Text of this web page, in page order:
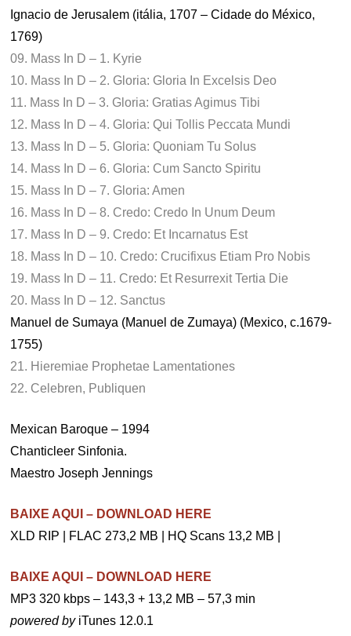
Ignacio de Jerusalem (itália, 1707 – Cidade do México,
1769)
09. Mass In D – 1. Kyrie
10. Mass In D – 2. Gloria: Gloria In Excelsis Deo
11. Mass In D – 3. Gloria: Gratias Agimus Tibi
12. Mass In D – 4. Gloria: Qui Tollis Peccata Mundi
13. Mass In D – 5. Gloria: Quoniam Tu Solus
14. Mass In D – 6. Gloria: Cum Sancto Spiritu
15. Mass In D – 7. Gloria: Amen
16. Mass In D – 8. Credo: Credo In Unum Deum
17. Mass In D – 9. Credo: Et Incarnatus Est
18. Mass In D – 10. Credo: Crucifixus Etiam Pro Nobis
19. Mass In D – 11. Credo: Et Resurrexit Tertia Die
20. Mass In D – 12. Sanctus
Manuel de Sumaya (Manuel de Zumaya) (Mexico, c.1679-
1755)
21. Hieremiae Prophetae Lamentationes
22. Celebren, Publiquen
Mexican Baroque – 1994
Chanticleer Sinfonia.
Maestro Joseph Jennings
BAIXE AQUI – DOWNLOAD HERE
XLD RIP | FLAC 273,2 MB | HQ Scans 13,2 MB |
BAIXE AQUI – DOWNLOAD HERE
MP3 320 kbps – 143,3 + 13,2 MB – 57,3 min
powered byiTunes 12.0.1